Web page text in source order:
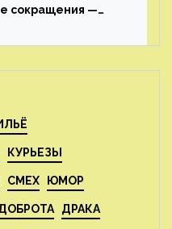
сокращения —
КУРЬЕЗЫ
СМЕХ ЮМОР
ДРАКА